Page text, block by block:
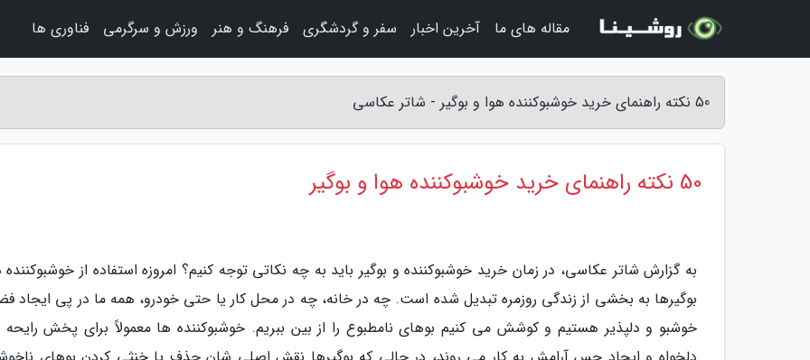
50 نکته راهنمای خرید خوشبوکننده هوا و بوگیر - شاتر عکاسی
50 نکته راهنمای خرید خوشبوکننده هوا و بوگیر
به گزارش شاتر عکاسی، در زمان خرید خوشبوکننده و بوگیر باید به چه نکاتی توجه کنیم؟ امروزه استفاده از
بوگیرها به بخشی از زندگی روزمره تبدیل شده است. چه در خانه، چه در محل کار یا حتی خودرو، همه ما در پی ایجاد
خوشبو و دلپذیر هستیم و کوشش می کنیم بوهای نامطبوع را از بین ببریم. خوشبوکننده ها معمولاً برای پخش
مقاله های ما آخرین اخبار سفر و گردشگری فرهنگ و هنر ورزش و سرگرمی فناوری ها